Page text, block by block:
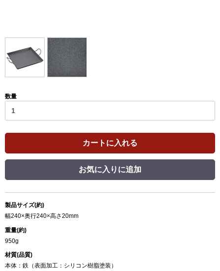
数量
カートに入れる
お気に入りに追加
製品サイズ(約)
幅240×奥行240×高さ20mm
重量(約)
950g
材質(品質)
本体：鉄（表面加工：シリコン樹脂塗装）